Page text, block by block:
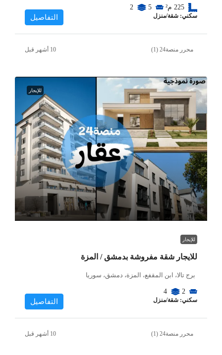
225 م² 5
2
سكني: شقة/منزل التفاصيل
محرر منصة24 (1)
للإيجار
للإيجار
للايجار شقة مفروشة بدمشق / المزة
برج تالا، ابن المقفع، المزة، دمشق، سوريا
2
4
سكني: شقة/منزل التفاصيل
محرر منصة24 (1)